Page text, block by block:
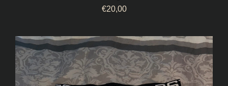
€20,00